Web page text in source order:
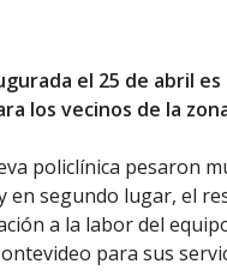
el 25 de abril
los vecinos de la
policlínica pesaron
en segundo lugar, el
a la labor del
para sus